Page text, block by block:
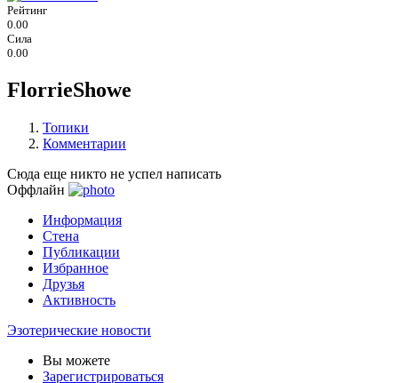
Рейтинг
0.00
Сила
0.00
FlorrieShowe
Топики
Комментарии
Сюда еще никто не успел написать
Оффлайн
Информация
Стена
Публикации
Избранное
Друзья
Активность
Эзотерические новости
Вы можете
Зарегистрироваться